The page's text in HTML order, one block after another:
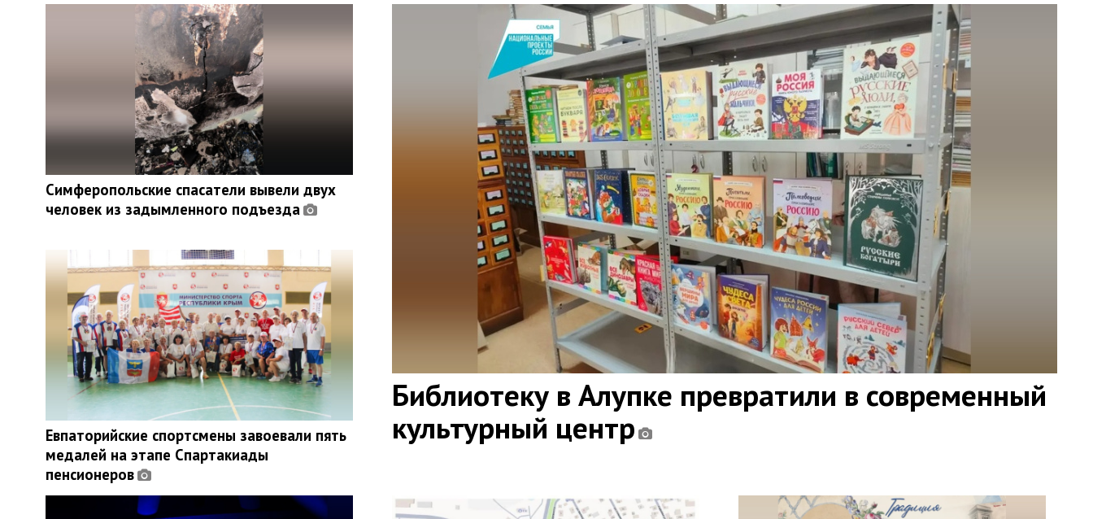
Библиотеку в Алупке превратили в современный
культурный центр
Симферопольские спасатели вывели двух
человек из задымленного подъезда
Евпаторийские спортсмены завоевали пять
медалей на этапе Спартакиады
пенсионеров